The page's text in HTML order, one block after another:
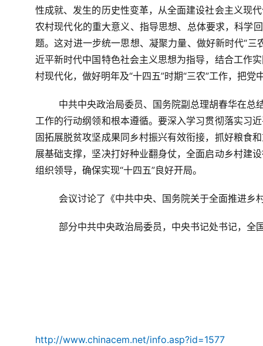
性成就、发生的历史性变革，从全面建设社会主义现
农村现代化的重大意义、指导思想、总体要求，科学
题。这对进一步统一思想、凝聚力量、做好新时代“
近平新时代中国特色社会主义思想为指导，结合工作
村现代化，做好明年及“十四五”时期“三农”工作，把党
中共中央政治局委员、国务院副总理胡春华在总
工作的行动纲领和根本遵循。要深入学习贯彻落实习
固拓展脱贫攻坚成果同乡村振兴有效衔接，抓好粮食
展基础支撑， 坚决打好种业翻身仗，全面启动乡村建
组织领导，确保实现“十四五”良好开局。
会议讨论了《中共中央、国务院关于全面推进乡
部分中共中央政治局委员，中央书记处书记，全
http://www.chinacem.net/info.asp?id=1577